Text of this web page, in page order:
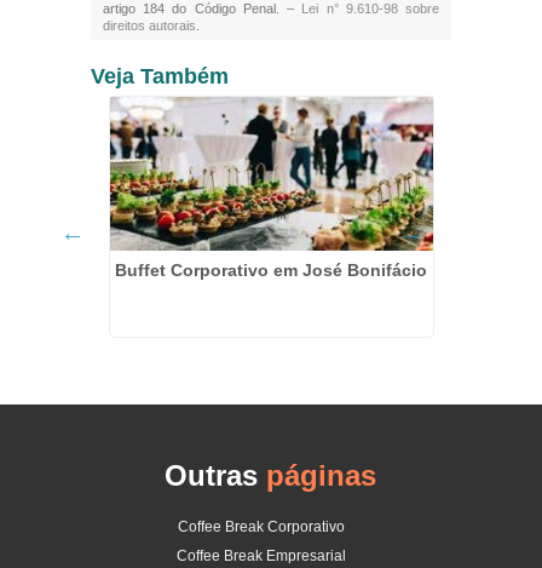
artigo 184 do Código Penal. – Lei n° 9.610-98 sobre
direitos autorais
Veja Também
Buffet Corporativo em José Bonifácio
Outras páginas
Coffee Break Corporativo
Coffee Break Empresarial